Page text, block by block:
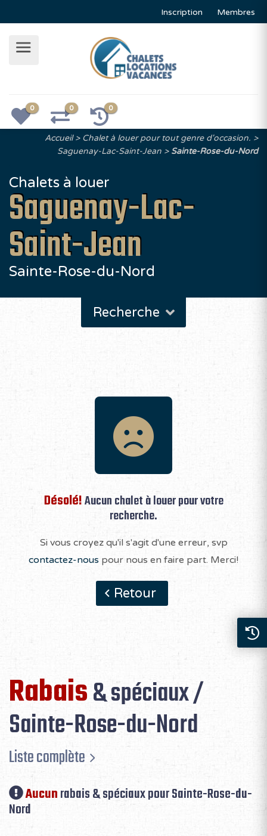
Inscription Membres
0 0 0
Accueil
Chalet à louer pour tout genre d'occasion.
Saguenay-Lac-Saint-Jean
Sainte-Rose-du-Nord
Chalets à louer
Saguenay-Lac-
Saint-Jean
Sainte-Rose-du-Nord
Recherche
Désolé!Aucun chalet à louer pour votre
recherche.
Si vous croyez qu'il s'agit d'une erreur, svp
contactez-nous pour nous en faire part. Merci!
Retour
Rabais& spéciaux /
Sainte-Rose-du-Nord
Liste complète
Aucunrabais & spéciaux pour Sainte-Rose-du-
Nord